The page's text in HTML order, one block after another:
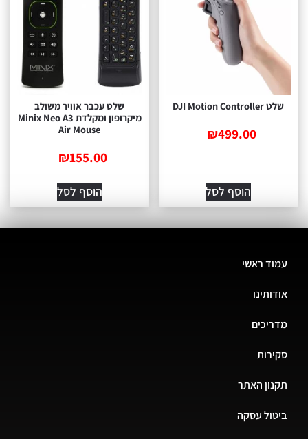
שלט DJI Motion Controller
₪499.00
הוסף לסל
שלט עכבר אוויר משולב
מיקרופון ומקלדת Minix Neo A3
Air Mouse
₪155.00
הוסף לסל
עמוד ראשי
אודותינו
מדריכים
סקירות
תקנון האתר
ביטול עסקה